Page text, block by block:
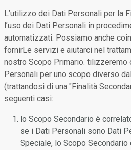
L’utilizzo dei Dati Personali per la
l’uso dei Dati Personali in
automatizzati. Possiamo anche
fornirLe servizi e aiutarci nel
nostro Scopo Primario. tilizzeremo
Personali per uno scopo diverso
(trattandosi di una "Finalità
seguenti casi:
lo Scopo Secondario è
se i Dati Personali sono Dati
Speciale, lo Scopo